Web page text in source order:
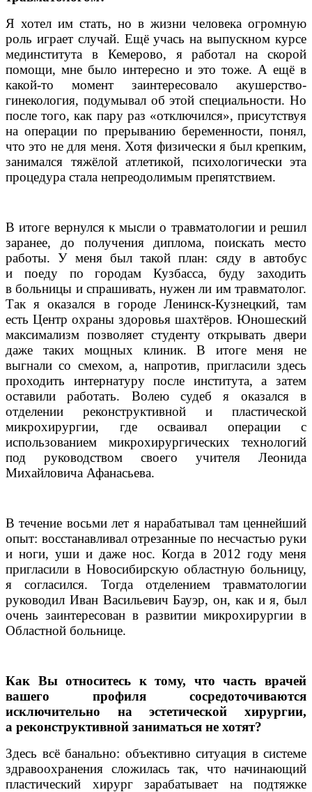
Я хотел им стать, но в жизни человека огромную
роль играет случай. Ещё учась на выпускном курсе
мединститута в Кемерово, я работал на скорой
помощи, мне было интересно и это тоже. А ещё в
какой-то момент заинтересовало акушерство-
гинекология, подумывал об этой специальности. Но
после того, как пару раз «отключился», присутствуя
на операции по прерыванию беременности, понял,
что это не для меня. Хотя физически я был крепким,
занимался тяжёлой атлетикой, психологически эта
процедура стала непреодолимым препятствием.
В итоге вернулся к мысли о травматологии и решил
заранее, до получения диплома, поискать место
работы. У меня был такой план: сяду в автобус
и поеду по городам Кузбасса, буду заходить
в больницы и спрашивать, нужен ли им травматолог.
Так я оказался в городе Ленинск-Кузнецкий, там
есть Центр охраны здоровья шахтёров. Юношеский
максимализм позволяет студенту открывать двери
даже таких мощных клиник. В итоге меня не
выгнали со смехом, а, напротив, пригласили здесь
проходить интернатуру после института, а затем
оставили работать. Волею судеб я оказался в
отделении реконструктивной и пластической
микрохирургии, где осваивал операции с
использованием микрохирургических технологий
под руководством своего учителя Леонида
Михайловича Афанасьева.
В течение восьми лет я нарабатывал там ценнейший
опыт: восстанавливал отрезанные по несчастью руки
и ноги, уши и даже нос. Когда в 2012 году меня
пригласили в Новосибирскую областную больницу,
я согласился. Тогда отделением травматологии
руководил Иван Васильевич Бауэр, он, как и я, был
очень заинтересован в развитии микрохирургии в
Областной больнице.
Как Вы относитесь к тому, что часть врачей
вашего профиля сосредоточиваются
исключительно на эстетической хирургии,
а реконструктивной заниматься не хотят?
Здесь всё банально: объективно ситуация в системе
здравоохранения сложилась так, что начинающий
пластический хирург зарабатывает на подтяжке